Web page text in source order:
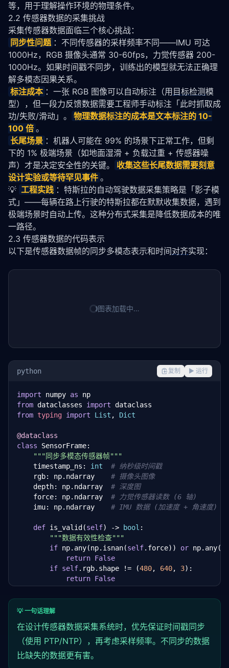
等，用于理解操作环境的物理条件。
2.2 传感器数据的采集挑战
采集传感器数据面临三个核心挑战：
同步性问题 ：不同传感器的采样频率不同——IMU 可达
1000Hz，RGB 摄像头通常 30-60fps，力觉传感器 200-
1000Hz。如果时间戳不同步，训练出的模型就无法正确理
解多模态因果关系。
标注成本 ：一张 RGB 图像可以自动标注（用 目标检测模
型），但一段力反馈数据需要工程师手动标注「此时抓取成
功/失败/滑动」。
物理数据标注的成本是文本标注的 10-
100 倍 。
长尾场景 ：机器人可能在 99% 的场景下正常工作，但剩
下的 1% 极端场景（如地面湿滑 + 负载过重 + 传感器噪
声）才是决定安全性的关键。
收集这些长尾数据需要刻意
设计实验或等待罕见事件 。
💡 工程实践 ：特斯拉的自动驾驶数据采集策略是「影子模
式」——每辆在路上行驶的特斯拉都在默默收集数据，遇到
极端场景时自动上传。这种分布式采集是降低数据成本的唯
一路径。
2.3 传感器数据的代码表示
以下是传感器数据帧的同步多模态表示和时间对齐实现：
图表加载中…
python 复制 ▶ 运行
import numpy as
from dataclasses import
from typing import List , Dict
@dataclass
class SensorFrame:
"""同步多模态传感器帧"""
    timestamp_ns:
int
# 纳秒级时间戳
    rgb: np.ndarray
# 摄像头图像
    depth: np.ndarray
# 深度图
    force: np.ndarray
# 力觉传感器读数 (6 轴)
    imu: np.ndarray
# IMU 数据 (加速度 + 角速度)
def is_valid(self) -> bool :
"""数据有效性检查"""
if np.any(np.isnan(self.force)) or
return False
if self.rgb.shape != (480, 640, 3):
return False
return True
# 时间对齐：将高频 IMU 数据插值到摄像头帧率
"""IMU (1000Hz) → 摄像头 (30fps) 时间对齐"""
    imu_hz =
1000
    ratio = imu_hz // cam_fps
    aligned = []
💡 一句话理解
在设计传感器数据采集系统时，优先保证时间戳同步
（使用 PTP/NTP），再考虑采样频率。不同步的数据
比缺失的数据更有害。